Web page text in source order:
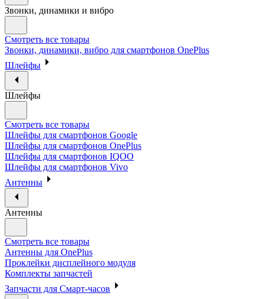
Звонки, динамики и вибро
Смотреть все товары
Звонки, динамики, вибро для смартфонов OnePlus
Шлейфы
Шлейфы
Смотреть все товары
Шлейфы для смартфонов Google
Шлейфы для смартфонов OnePlus
Шлейфы для смартфонов IQOO
Шлейфы для смартфонов Vivo
Антенны
Антенны
Смотреть все товары
Антенны для OnePlus
Проклейки дисплейного модуля
Комплекты запчастей
Запчасти для Смарт-часов